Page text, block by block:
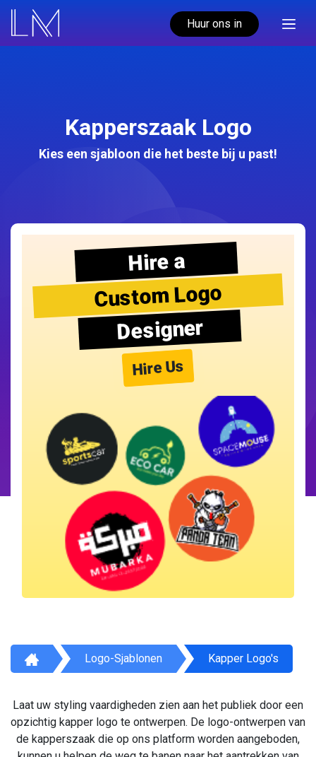
Huur ons in
Kapperszaak Logo
Kies een sjabloon die het beste bij u past!
Hire a
Custom Logo
Designer
Hire Us
Logo-Sjablonen Kapper Logo's
Laat uw styling vaardigheden zien aan het publiek door een
opzichtig kapper logo te ontwerpen. De logo-ontwerpen van
de kapperszaak die op ons platform worden aangeboden,